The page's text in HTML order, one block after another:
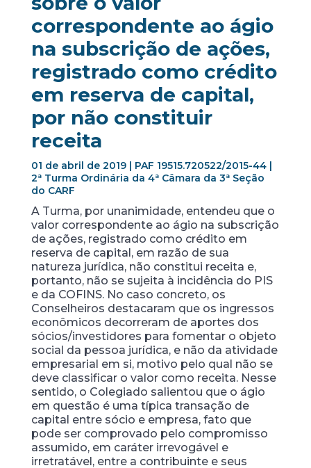
correspondente ao ágio
na subscrição de ações,
registrado como crédito
em reserva de capital,
por não constituir
receita
01 de abril de 2019 | PAF 19515.720522/2015-44 |
2ª Turma Ordinária da 4ª Câmara da 3ª Seção
do CARF
A Turma, por unanimidade, entendeu que o
valor correspondente ao ágio na subscrição
de ações, registrado como crédito em
reserva de capital, em razão de sua
natureza jurídica, não constitui receita e,
portanto, não se sujeita à incidência do PIS
e da COFINS. No caso concreto, os
Conselheiros destacaram que os ingressos
econômicos decorreram de aportes dos
sócios/investidores para fomentar o objeto
social da pessoa jurídica, e não da atividade
empresarial em si, motivo pelo qual não se
deve classificar o valor como receita. Nesse
sentido, o Colegiado salientou que o ágio
em questão é uma típica transação de
capital entre sócio e empresa, fato que
pode ser comprovado pelo compromisso
assumido, em caráter irrevogável e
irretratável, entre a contribuinte e seus